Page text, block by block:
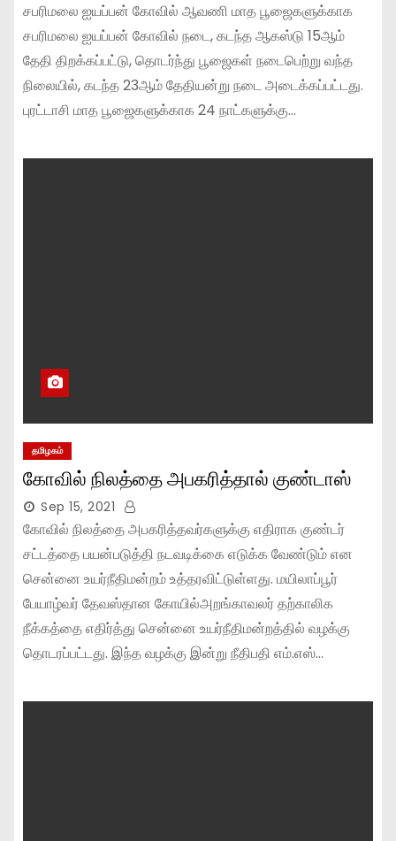
சபரிமலை ஐயப்பன் கோவில் ஆவணி மாத பூஜைகளுக்காக
சபரிமலை ஐயப்பன் கோவில் நடை, கடந்த ஆகஸ்டு 15ஆம்
தேதி திறக்கப்பட்டு, தொடர்ந்து பூஜைகள் நடைபெற்று வந்த
நிலையில், கடந்த 23ஆம் தேதியன்று நடை அடைக்கப்பட்டது.
புரட்டாசி மாத பூஜைகளுக்காக 24 நாட்களுக்கு…
தமிழகம்
கோவில் நிலத்தை அபகரித்தால் குண்டாஸ்
Sep 15, 2021
கோவில் நிலத்தை அபகரித்தவர்களுக்கு எதிராக குண்டர்
சட்டத்தை பயன்படுத்தி நடவடிக்கை எடுக்க வேண்டும் என
சென்னை உயர்நீதிமன்றம் உத்தரவிட்டுள்ளது. மயிலாப்பூர்
பேயாழ்வர் தேவஸ்தான கோயில்அறங்காவலர் தற்காலிக
நீக்கத்தை எதிர்த்து சென்னை உயர்நீதிமன்றத்தில் வழக்கு
தொடரப்பட்டது. இந்த வழக்கு இன்று நீதிபதி எம்.எஸ்…